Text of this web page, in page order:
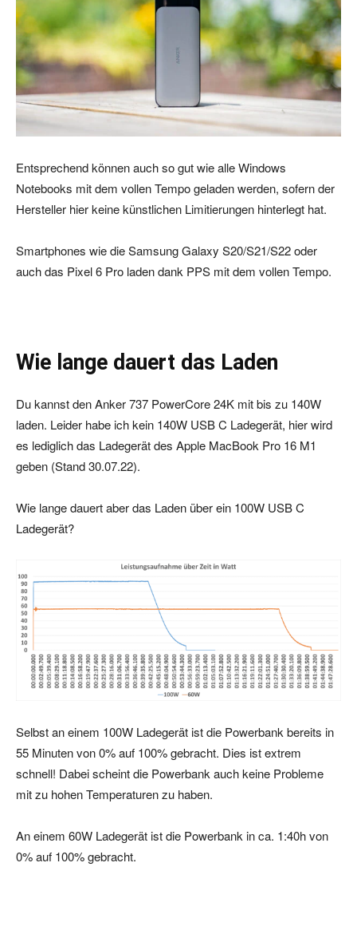
Entsprechend können auch so gut wie alle Windows
Notebooks mit dem vollen Tempo geladen werden, sofern der
Hersteller hier keine künstlichen Limitierungen hinterlegt hat.
Smartphones wie die Samsung Galaxy S20/S21/S22 oder
auch das Pixel 6 Pro laden dank PPS mit dem vollen Tempo.
Wie lange dauert das Laden
Du kannst den Anker 737 PowerCore 24K mit bis zu 140W
laden. Leider habe ich kein 140W USB C Ladegerät, hier wird
es lediglich das Ladegerät des Apple MacBook Pro 16 M1
geben (Stand 30.07.22).
Wie lange dauert aber das Laden über ein 100W USB C
Ladegerät?
Selbst an einem 100W Ladegerät ist die Powerbank bereits in
55 Minuten von 0% auf 100% gebracht. Dies ist extrem
schnell! Dabei scheint die Powerbank auch keine Probleme
mit zu hohen Temperaturen zu haben.
An einem 60W Ladegerät ist die Powerbank in ca. 1:40h von
0% auf 100% gebracht.